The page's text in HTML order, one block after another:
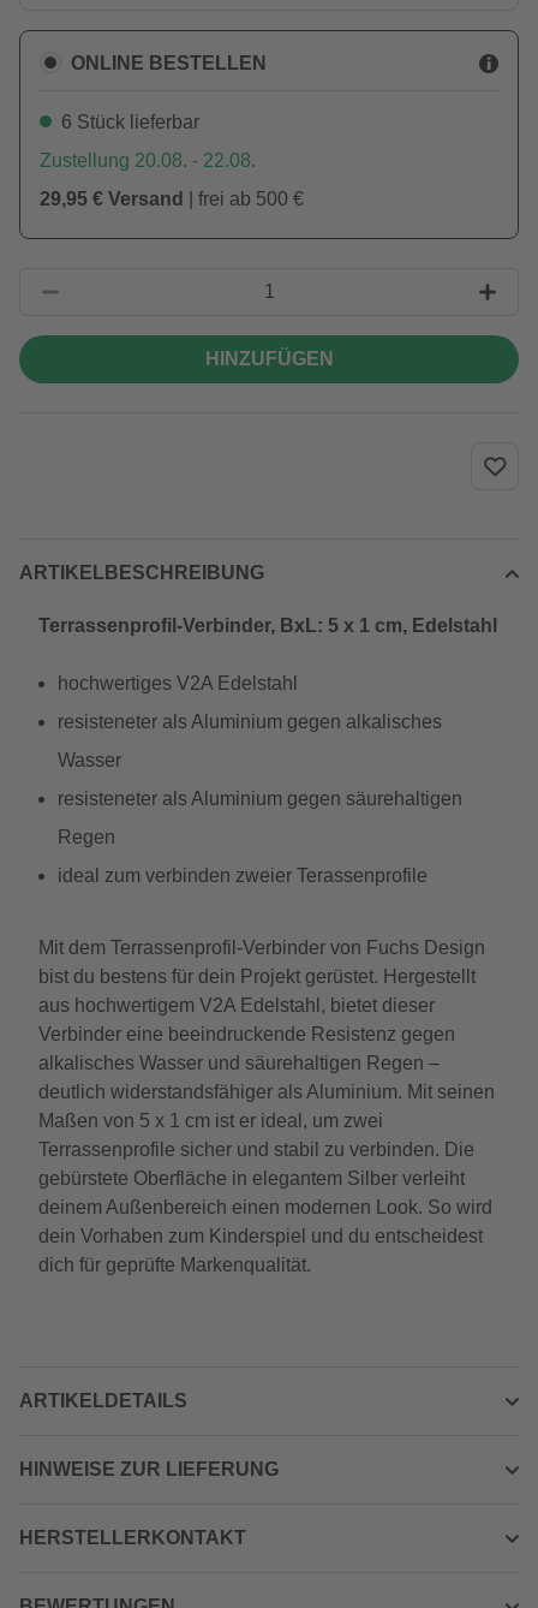
ONLINE BESTELLEN
6 Stück lieferbar
Zustellung 20.08. - 22.08.
29,95 € Versand
| frei ab 500 €
HINZUFÜGEN
ARTIKELBESCHREIBUNG
Terrassenprofil-Verbinder, BxL: 5 x 1 cm, Edelstahl
hochwertiges V2A Edelstahl
resisteneter als Aluminium gegen alkalisches
Wasser
resisteneter als Aluminium gegen säurehaltigen
Regen
ideal zum verbinden zweier Terassenprofile
Mit dem Terrassenprofil-Verbinder von Fuchs Design
bist du bestens für dein Projekt gerüstet. Hergestellt
aus hochwertigem V2A Edelstahl, bietet dieser
Verbinder eine beeindruckende Resistenz gegen
alkalisches Wasser und säurehaltigen Regen –
deutlich widerstandsfähiger als Aluminium. Mit seinen
Maßen von 5 x 1 cm ist er ideal, um zwei
Terrassenprofile sicher und stabil zu verbinden. Die
gebürstete Oberfläche in elegantem Silber verleiht
deinem Außenbereich einen modernen Look. So wird
dein Vorhaben zum Kinderspiel und du entscheidest
dich für geprüfte Markenqualität.
ARTIKELDETAILS
HINWEISE ZUR LIEFERUNG
HERSTELLERKONTAKT